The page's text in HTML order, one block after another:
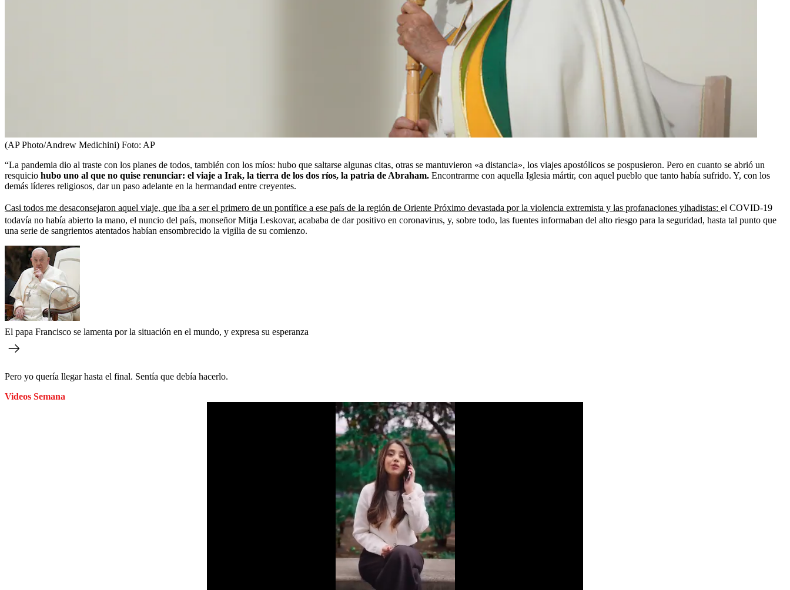
(AP Photo/Andrew Medichini) Foto: AP
“La pandemia dio al traste con los planes de todos, también con los míos: hubo que saltarse algunas citas, otras se mantuvieron «a distancia», los viajes apostólicos se pospusieron. Pero en cuanto se abrió un
resquicio hubo uno al que no quise renunciar: el viaje a Irak, la tierra de los dos ríos, la patria de Abraham. Encontrarme con aquella Iglesia mártir, con aquel pueblo que tanto había sufrido. Y, con los
demás líderes religiosos, dar un paso adelante en la hermandad entre creyentes.
Casi todos me desaconsejaron aquel viaje, que iba a ser el primero de un pontífice a ese país de la región de Oriente Próximo devastada por la violencia extremista y las profanaciones yihadistas: el COVID-19
todavía no había abierto la mano, el nuncio del país, monseñor Mitja Leskovar, acababa de dar positivo en coronavirus, y, sobre todo, las fuentes informaban del alto riesgo para la seguridad, hasta tal punto que
una serie de sangrientos atentados habían ensombrecido la vigilia de su comienzo.
El papa Francisco se lamenta por la situación en el mundo, y expresa su esperanza
Pero yo quería llegar hasta el final. Sentía que debía hacerlo.
Videos Semana